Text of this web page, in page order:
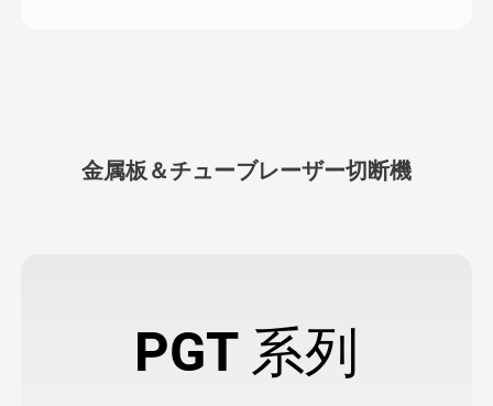
金属板＆チューブレーザー切断機
PGT 系列